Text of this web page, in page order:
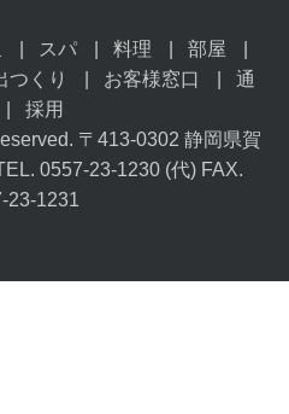
スパ 料理
部屋
つくり お客様窓口
通
採用
〒413-0302 静岡県賀
0557-23-1230 (代) FAX.
23-1231